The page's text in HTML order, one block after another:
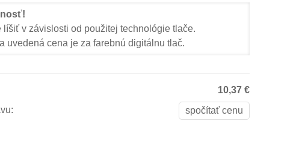
líšiť v závislosti od použitej technológie tlače.
uvedená cena je za farebnú digitálnu tlač.
10,37 €
spočítať cenu